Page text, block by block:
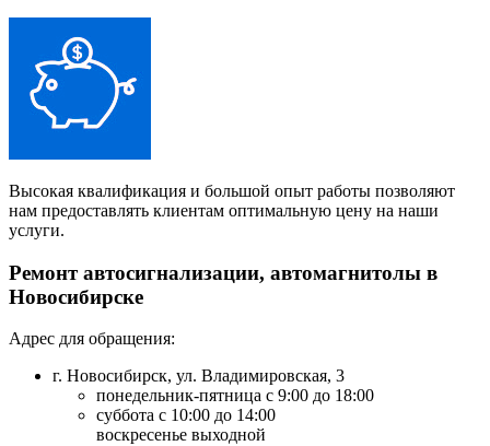
Высокая квалификация и большой опыт работы позволяют
нам предоставлять клиентам оптимальную цену на наши
услуги.
Ремонт автосигнализации, автомагнитолы в
Новосибирске
Адрес для обращения:
г. Новосибирск, ул. Владимировская, 3
понедельник-пятница с 9:00 до 18:00
суббота с 10:00 до 14:00
воскресенье выходной